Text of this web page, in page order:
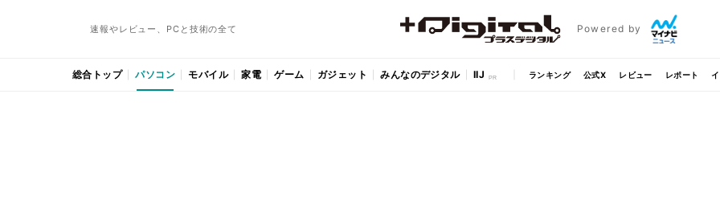
速報やレビュー、PCと技術の全て Powered by
総合トップ パソコン モバイル 家電 ゲーム ガジェット みんなのデジタル IIJ ランキング 公式X レビュー レポート